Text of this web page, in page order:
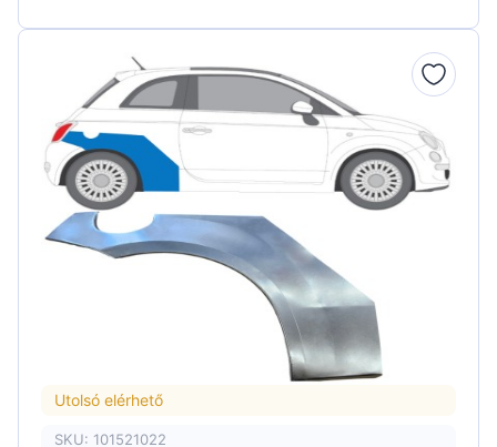
Utolsó elérhető
SKU: 101521022